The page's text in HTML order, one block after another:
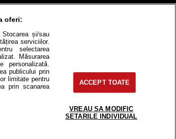
costă?
Modifică Setările
media, firme de
oferi:
Stocarea și/sau
serviciilor.
selectarea
Măsurarea
personalizată.
publicului prin
limitate pentru
prin scanarea
ACCEPT TOATE
VREAU SA MODIFIC
SETARILE INDIVIDUAL